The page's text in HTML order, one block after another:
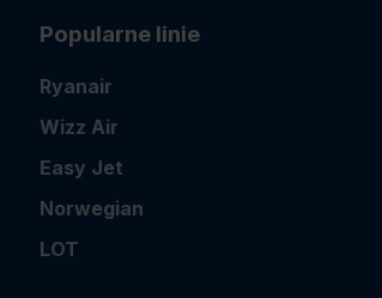
Popularne linie
Ryanair
Wizz Air
Easy Jet
Norwegian
LOT